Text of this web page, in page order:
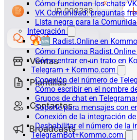
Cómo funcionan los chats
VK Comunidad: preguntas
Lista negra para la
Integración
🔥🆕 Radist.Online en
Cómo funciona
Cómo entrar en un trato en
Telegram + Kommo.com
Conexión del número de
Cómo escribir en el nombre
Grupos de chat en
Soporte para mensajes con
Conexión de la integración
Deshabilitar el número de la
TelegramBot+Kommo.com